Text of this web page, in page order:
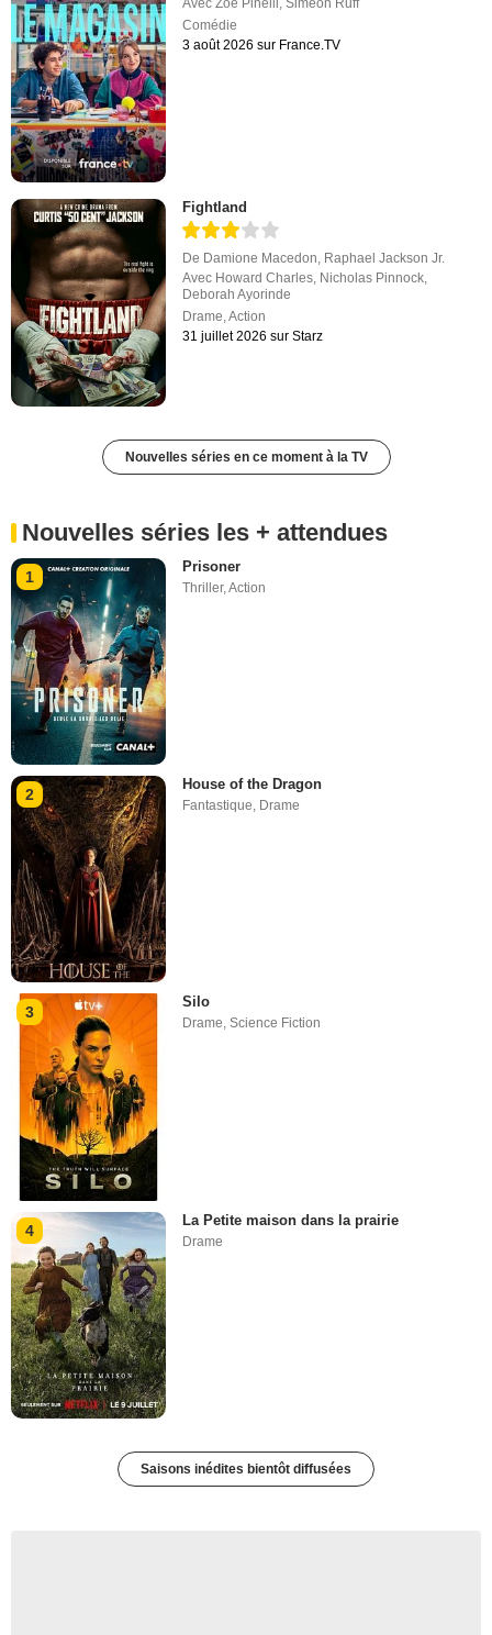
AvecZoé Pinelli ,Siméon Ruff
Comédie
3 août 2026 sur France.TV
Fightland
De Damione Macedon, Raphael Jackson Jr.
Avec Howard Charles, Nicholas Pinnock,
Deborah Ayorinde
Drame,Action
31 juillet 2026 sur Starz
Nouvelles séries en ce moment à la TV
Nouvelles séries les + attendues
1
Prisoner
Thriller,Action
2
House of the Dragon
Fantastique, Drame
3
Silo
Drame,Science Fiction
4
La Petite maison dans la prairie
Drame
Saisons inédites bientôt diffusées